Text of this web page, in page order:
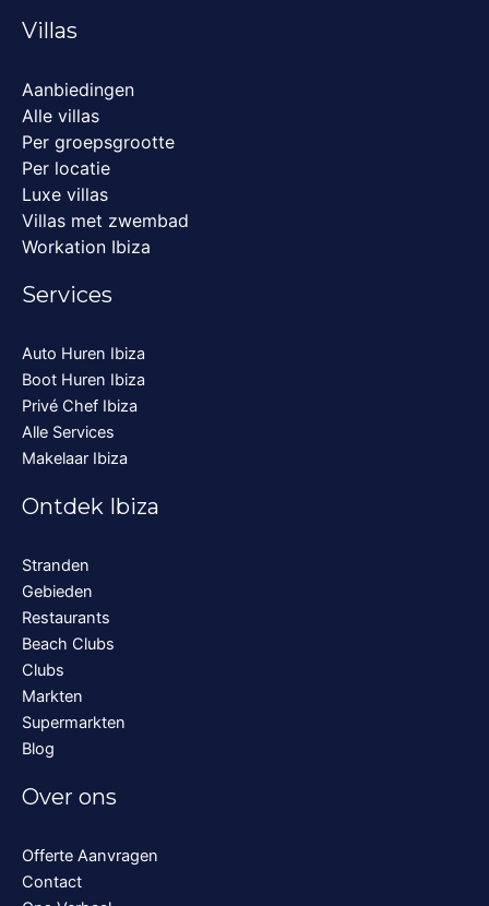
Villas
Aanbiedingen
Alle villas
Per groepsgrootte
Per locatie
Luxe villas
Villas met zwembad
Workation Ibiza
Services
Auto Huren Ibiza
Boot Huren Ibiza
Privé Chef Ibiza
Alle Services
Makelaar Ibiza
Ontdek Ibiza
Stranden
Gebieden
Restaurants
Beach Clubs
Clubs
Markten
Supermarkten
Blog
Over ons
Offerte Aanvragen
Contact